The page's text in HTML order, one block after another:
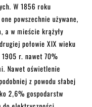
W 1856 roku
powszechnie używane,
a w mieście krążyły
połowie XIX wieku
r. nawet 70%
Nawet oświetlenie
z powodu słabej
2,6% gospodarstw